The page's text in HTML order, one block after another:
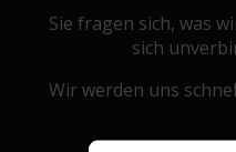
Sie fragen sich, was
sich
Wir werden uns